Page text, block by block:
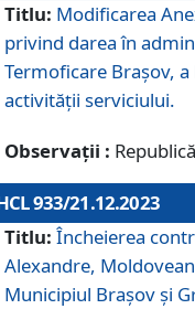
Titlu: Modificarea
privind darea în
Termoficare Braşov,
activităţii serviciului.
Observații :
933/21.12.2023
Titlu: Încheierea
Alexandre,
Municipiul Braşov şi